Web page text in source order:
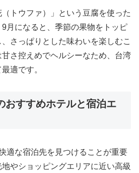
トウファ）」という豆腐を使った
月になると、季節の果物をトッピ
さっぱりとした味わいを楽しむこ
さ控えめでヘルシーなため、台湾
適です。
おすすめホテルと宿泊エ
適な宿泊先を見つけることが重要
やショッピングエリアに近い高級